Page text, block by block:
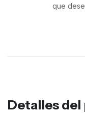
que
Detalles